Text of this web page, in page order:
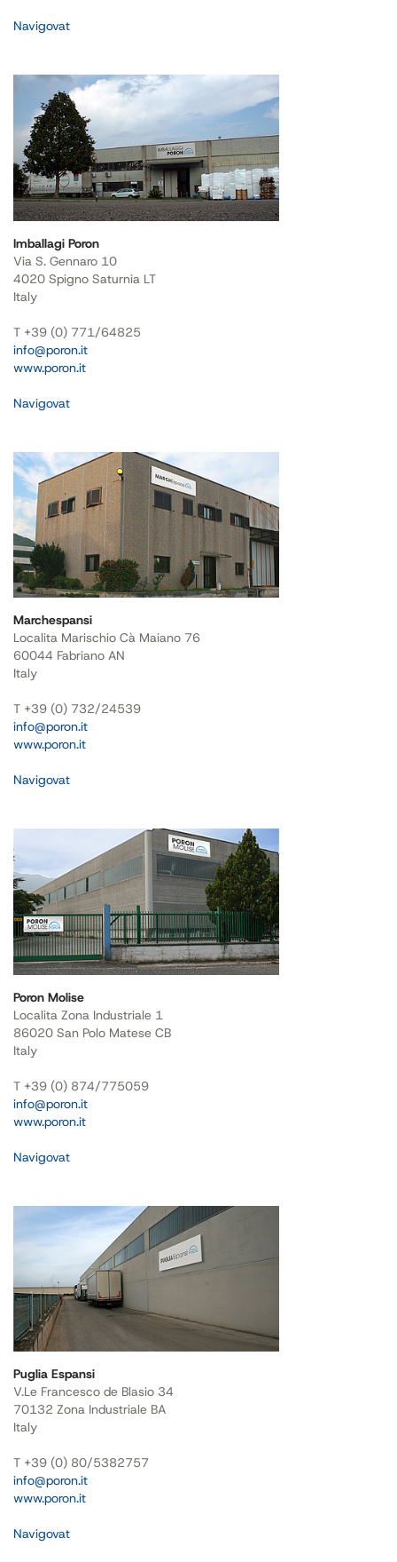
Navigovat
Imballagi Poron
Via S. Gennaro 10
4020 Spigno Saturnia LT
Italy
T +39 (0) 771/64825
info@poron.it
www.poron.it
Navigovat
Marchespansi
Localita Marischio Cà Maiano 76
60044 Fabriano AN
Italy
T +39 (0) 732/24539
info@poron.it
www.poron.it
Navigovat
Poron Molise
Localita Zona Industriale 1
86020 San Polo Matese CB
Italy
T +39 (0) 874/775059
info@poron.it
www.poron.it
Navigovat
Puglia Espansi
V.Le Francesco de Blasio 34
70132 Zona Industriale BA
Italy
T +39 (0) 80/5382757
info@poron.it
www.poron.it
Navigovat